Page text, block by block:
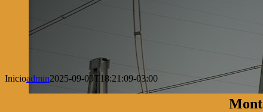
Inicioadmin2025-09-09T18:21:09-03:00